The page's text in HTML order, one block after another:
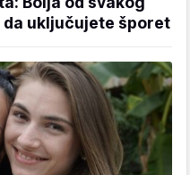
da uključujete šporet